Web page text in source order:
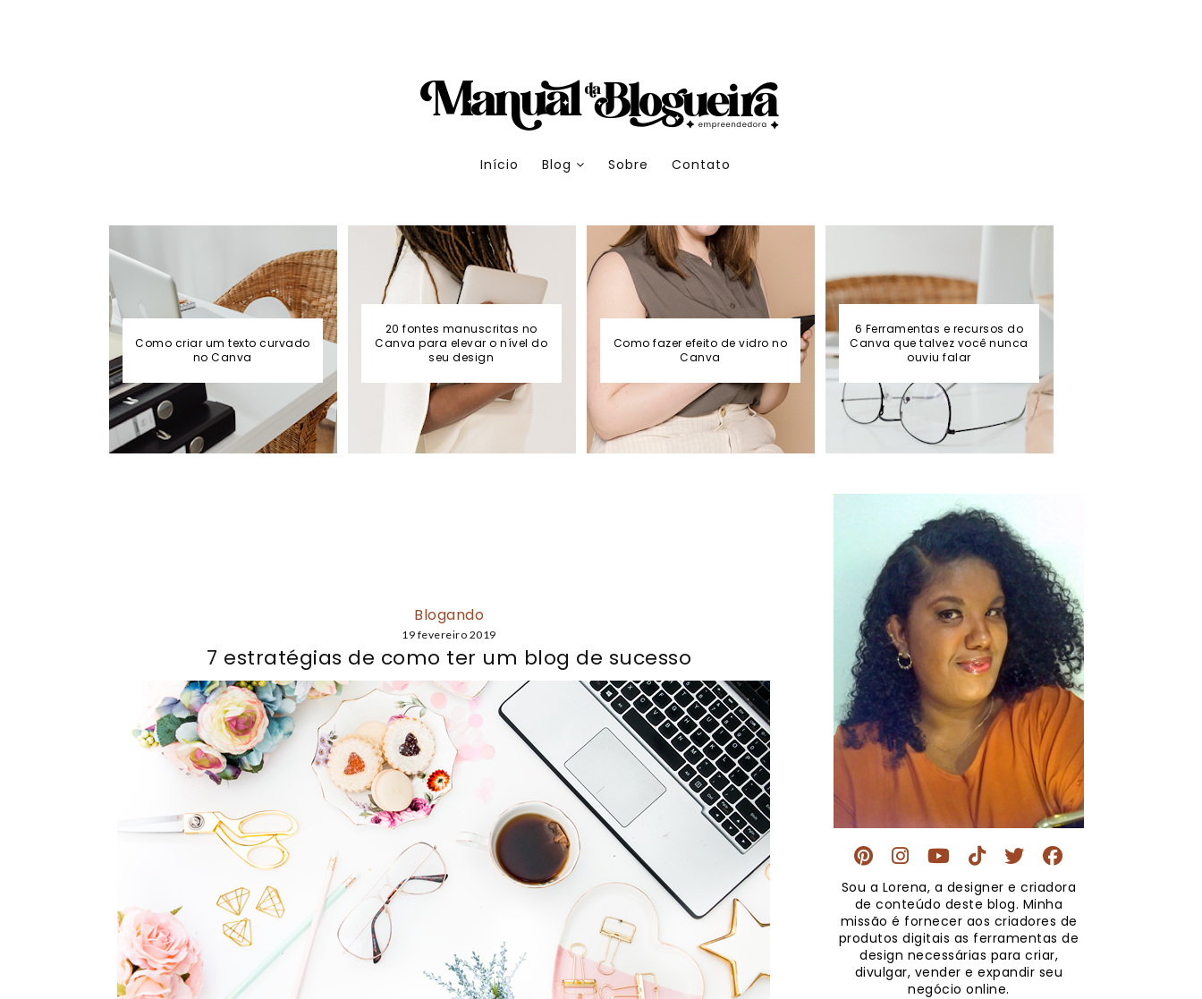
Início Blog Sobre Contato
Como criar um texto curvado
no Canva
20 fontes manuscritas no
Canva para elevar o nível do
seu design
Como fazer efeito de vidro no
Canva
6 Ferramentas e recursos do
Canva que talvez você nunca
ouviu falar
Blogando
19 fevereiro 2019
7 estratégias de como ter um blog de sucesso
Sou a Lorena, a designer e criadora
de conteúdo deste blog. Minha
missão é fornecer aos criadores de
produtos digitais as ferramentas de
design necessárias para criar,
divulgar, vender e expandir seu
negócio online.